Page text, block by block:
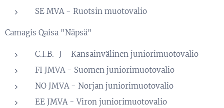
SE MVA - Ruotsin muotovalio
Camagis Qaisa "Näpsä"
C.I.B.-J - Kansainvälinen juniorimuotovalio
FI JMVA - Suomen juniorimuotovalio
NO JMVA - Norjan juniorimuotovalio
EE JMVA - Viron juniorimuotovalio